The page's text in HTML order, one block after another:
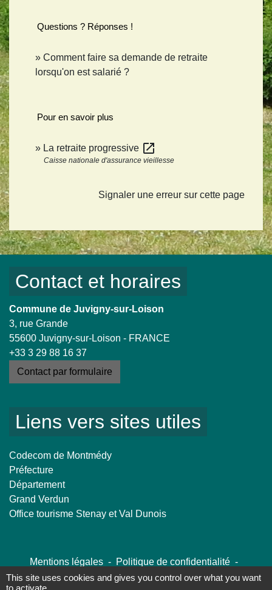
Questions ? Réponses !
Comment faire sa demande de retraite
lorsqu'on est salarié ?
Pour en savoir plus
La retraite progressive open_in_new
Caisse nationale d'assurance vieillesse
Signaler une erreur sur cette page
Contact et horaires
Commune de Juvigny-sur-Loison
3, rue Grande
55600 Juvigny-sur-Loison - FRANCE
+33 3 29 88 16 37
Contact par formulaire
Liens vers sites utiles
Codecom de Montmédy
Préfecture
Département
Grand Verdun
Office tourisme Stenay et Val Dunois
Mentions légales - Politique de confidentialité -
Accessibilité - Plan du site - Gestion des cookies
This site uses cookies and gives you control over what you want
to activate